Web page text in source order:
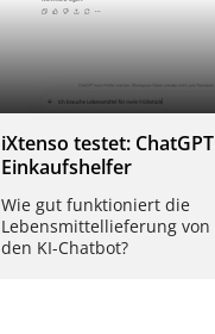
iXtenso testet:
Einkaufshelfer
Wie gut funktioniert die
Lebensmittellieferung
den KI-Chatbot?